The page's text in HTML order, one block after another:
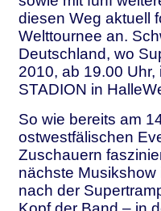
diesen Weg aktuell
Welttournee an.
Deutschland, wo
2010, ab 19.00
STADION in
So wie bereits am
ostwestfälischen
Zuschauern
nächste Musikshow
nach der